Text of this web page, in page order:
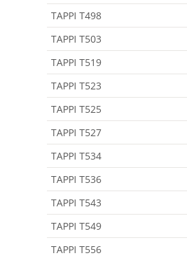
TAPPI T498
TAPPI T503
TAPPI T519
TAPPI T523
TAPPI T525
TAPPI T527
TAPPI T534
TAPPI T536
TAPPI T543
TAPPI T549
TAPPI T556